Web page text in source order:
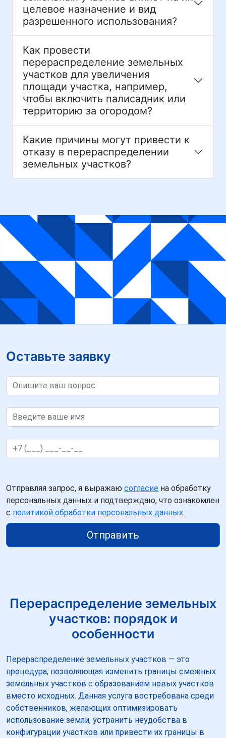
целевое назначение и вид
разрешенного использования?
Как провести
перераспределение земельных
участков для увеличения
площади участка, например,
чтобы включить палисадник или
территорию за огородом?
Какие причины могут привести к
отказу в перераспределении
земельных участков?
Оставьте заявку
Отправляя запрос, я выражаю согласие на обработку
персональных данных и подтверждаю, что ознакомлен
с политикой обработки персональных данных.
Отправить
Перераспределение земельных
участков: порядок и
особенности
Перераспределение земельных участков — это
процедура, позволяющая изменить границы смежных
земельных участков с образованием новых участков
вместо исходных. Данная услуга востребована среди
собственников, желающих оптимизировать
использование земли, устранить неудобства в
конфигурации участков или привести их границы в